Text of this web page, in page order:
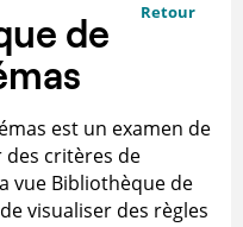
Retour
de
est un examen de
des critères de
vue Bibliothèque de
visualiser des règles